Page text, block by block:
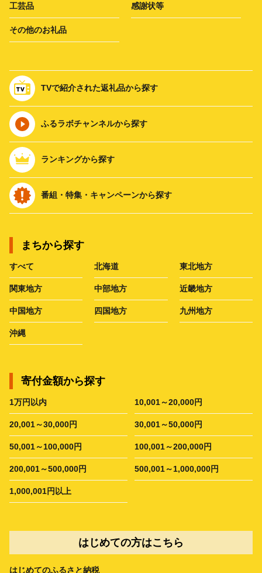
工芸品 感謝状等
その他のお礼品
TVで紹介された返礼品から探す
ふるラボチャンネルから探す
ランキングから探す
番組・特集・キャンペーンから探す
まちから探す
すべて 北海道 東北地方
関東地方 中部地方 近畿地方
中国地方 四国地方 九州地方
沖縄
寄付金額から探す
1万円以内 10,001～20,000円
20,001～30,000円 30,001～50,000円
50,001～100,000円 100,001～200,000円
200,001～500,000円 500,001～1,000,000円
1,000,001円以上
はじめての方はこちら
はじめてのふるさと納税